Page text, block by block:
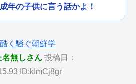
年の子供に言う話かよ！
無しさん 投稿日：
ID:kImCj8gr